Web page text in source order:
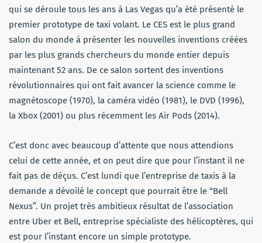
qui se déroule tous les ans à Las Vegas qu’a été présenté le
premier prototype de taxi volant. Le CES est le plus grand
salon du monde à présenter les nouvelles inventions créées
par les plus grands chercheurs du monde entier depuis
maintenant 52 ans. De ce salon sortent des inventions
révolutionnaires qui ont fait avancer la science comme le
magnétoscope (1970), la caméra vidéo (1981), le DVD (1996),
la Xbox (2001) ou plus récemment les Air Pods (2014).
C’est donc avec beaucoup d’attente que nous attendions
celui de cette année, et on peut dire que pour l’instant il ne
fait pas de déçus. C’est lundi que l’entreprise de taxis à la
demande a dévoilé le concept que pourrait être le “Bell
Nexus”. Un projet très ambitieux résultat de l’association
entre Uber et Bell, entreprise spécialiste des hélicoptères, qui
est pour l’instant encore un simple prototype.